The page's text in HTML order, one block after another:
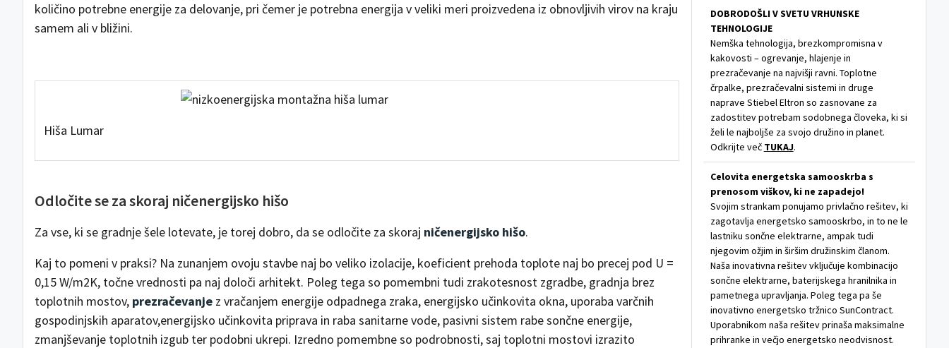
količino potrebne energije za delovanje, pri čemer je potrebna energija v veliki meri proizvedena iz obnovljivih virov na kraju
samem ali v bližini.
Hiša Lumar
Odločite se za skoraj ničenergijsko hišo
Za vse, ki se gradnje šele lotevate, je torej dobro, da se odločite za skoraj ničenergijsko hišo.
Kaj to pomeni v praksi? Na zunanjem ovoju stavbe naj bo veliko izolacije, koeficient prehoda toplote naj bo precej pod U =
0,15 W/m2K, točne vrednosti pa naj določi arhitekt. Poleg tega so pomembni tudi zrakotesnost zgradbe, gradnja brez
toplotnih mostov, prezračevanje z vračanjem energije odpadnega zraka, energijsko učinkovita okna, uporaba varčnih
gospodinjskih aparatov,energijsko učinkovita priprava in raba sanitarne vode, pasivni sistem rabe sončne energije,
zmanjševanje toplotnih izgub ter podobni ukrepi. Izredno pomembne so podrobnosti, saj toplotni mostovi izrazito
DOBRODOŠLI V SVETU VRHUNSKE
TEHNOLOGIJE
Nemška tehnologija, brezkompromisna v
kakovosti – ogrevanje, hlajenje in
prezračevanje na najvišji ravni. Toplotne
črpalke, prezračevalni sistemi in druge
naprave Stiebel Eltron so zasnovane za
zadostitev potrebam sodobnega človeka, ki si
želi le najboljše za svojo družino in planet.
Odkrijte več TUKAJ.
Celovita energetska samooskrba s
prenosom viškov, ki ne zapadejo!
Svojim strankam ponujamo privlačno rešitev, ki
zagotavlja energetsko samooskrbo, in to ne le
lastniku sončne elektrarne, ampak tudi
njegovim ožjim in širšim družinskim članom.
Naša inovativna rešitev vključuje kombinacijo
sončne elektrarne, baterijskega hranilnika in
pametnega upravljanja. Poleg tega pa še
inovativno energetsko tržnico SunContract.
Uporabnikom naša rešitev prinaša maksimalne
prihranke in večjo energetsko neodvisnost.